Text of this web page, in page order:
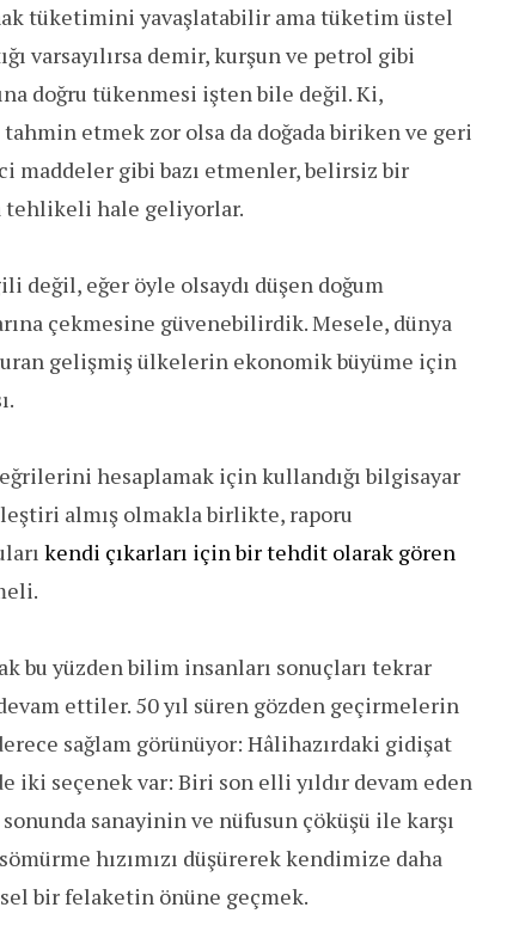
tüketimini yavaşlatabilir ama tüketim üstel
varsayılırsa demir, kurşun ve petrol gibi
doğru tükenmesi işten bile değil. Ki,
etmek zor olsa da doğada biriken ve geri
gibi bazı etmenler, belirsiz bir
tehlikeli hale geliyorlar.
değil, eğer öyle olsaydı düşen doğum
çekmesine güvenebilirdik. Mesele, dünya
gelişmiş ülkelerin ekonomik büyüme için
hesaplamak için kullandığı bilgisayar
almış olmakla birlikte, raporu
kendi çıkarları için bir tehdit olarak gören
bu yüzden bilim insanları sonuçları tekrar
ettiler. 50 yıl süren gözden geçirmelerin
sağlam görünüyor: Hâlihazırdaki gidişat
iki seçenek var: Biri son elli yıldır devam eden
sanayinin ve nüfusun çöküşü ile karşı
hızımızı düşürerek kendimize daha
bir felaketin önüne geçmek.